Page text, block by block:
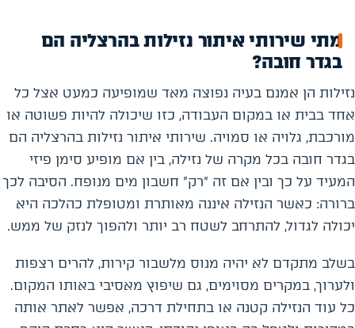
מתי שירותי איתור נזילות בהרצליה הם
בגדר חובה?
נזילות הן אמנם בעיה נפוצה מאד שמופיעה כמעט אצל כל
אחד בבית או במקום העבודה, כזו שיכולה להיות פשוטה או
מורכבת, גלויה או סמויה. שירותי איתור נזילות בהרצליה הם
בגדר חובה בכל מקרה של נזילה, בין אם מופיע סימן פיזי
המעיד על כך ובין אם זה "רק" חשבון מים מנופח. הסיבה לכך
ברורה: כאשר הנזילה איננה מאותרת ומטופלת כהלכה היא
יכולה לגדול, להתרחב לשטח רב יותר ולהפוך לנזק של ממש.
בשלב מתקדם לא יהיה מנוס מלשבור קירות, להרים רצפות
ולערוך, במקרים מסוימים, גם שיפוץ מאסיבי באותו המקום.
כל עוד הנזילה קטנה או בתחילת דרכה, אפשר לאתר אותה